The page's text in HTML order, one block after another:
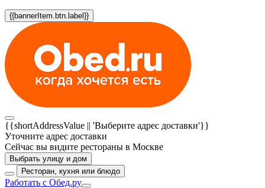
{{bannerItem.btn.label}}
{{shortAddressValue || 'Выберите адрес доставки'}}
Уточните адрес доставки
Сейчас вы видите рестораны в Москве
Выбрать улицу и дом
Ресторан, кухня или блюдо
Работать с Обед.ру